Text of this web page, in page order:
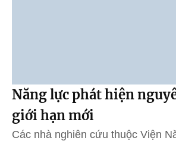
Năng lực phát hiện
giới hạn mới
Các nhà nghiên cứu thuộc Viện